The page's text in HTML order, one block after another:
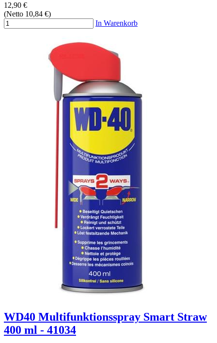
12,90 €
(Netto 10,84 €)
In Warenkorb
WD40 Multifunktionsspray Smart Straw
400 ml - 41034